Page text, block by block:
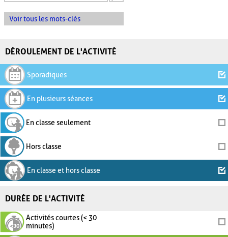
Voir tous les mots-clés
DÉROULEMENT DE L'ACTIVITÉ
Sporadiques
En plusieurs séances
En classe seulement
Hors classe
En classe et hors classe
DURÉE DE L'ACTIVITÉ
Activités courtes (< 30
minutes)